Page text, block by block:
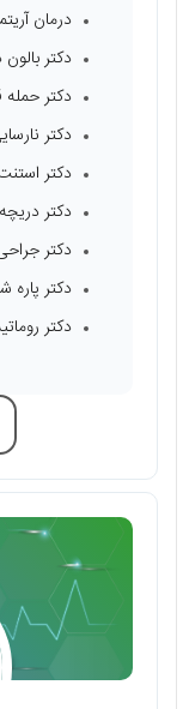
درمان
دکتر
دکتر حمله
دکتر
دکتر
دکتر
دکتر
دکتر
دکتر